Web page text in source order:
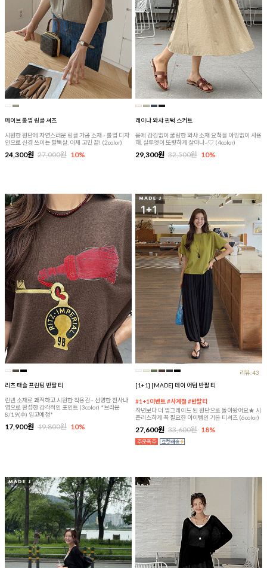
메이브 롤업 링클 셔츠
시원한 원단에 자연스러운 링클 가공 소재~ 롤업 디자
인으로 신경 쓰이는 팔뚝살, 이제 고민 끝! (2color)
24,300원 27,000원 10%
레이나 와샤 핀턱 스커트
몸에 감김없이 쿨링한 와샤 소재 요척을 아낌없이 사용
해, 실루엣이 또렷하게 살아나~♡ (4color)
29,300원 32,500원 10%
리츠 태슬 프린팅 반팔 티
린넨 소재로 쾌적하고 시원한 착용감~ 선명한 전사나
염으로 완성한 감각적인 포인트 (3color) *브라운
8/19(수) 입고예정*
17,900원 19,800원 10%
리뷰:43
[1+1] [MADE] 데이 어텀 반팔 티
#1+1이벤트 #사계절 #반팔티
작년보다 더 업그레이드 된 원단으로 돌아왔어요★ 시
즌리스하게 꼭 필요한 아이템인 기본 티셔츠 (6color)
27,600원 33,600원 18%